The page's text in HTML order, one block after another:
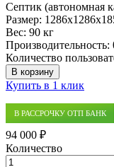
Септик (автономная
Размер:
Вес: 90 кг
Производительность:
Количество
В корзину
Купить в 1 клик
В РАССРОЧКУ ОТП БАНК
94 000 ₽
Количество
Количество